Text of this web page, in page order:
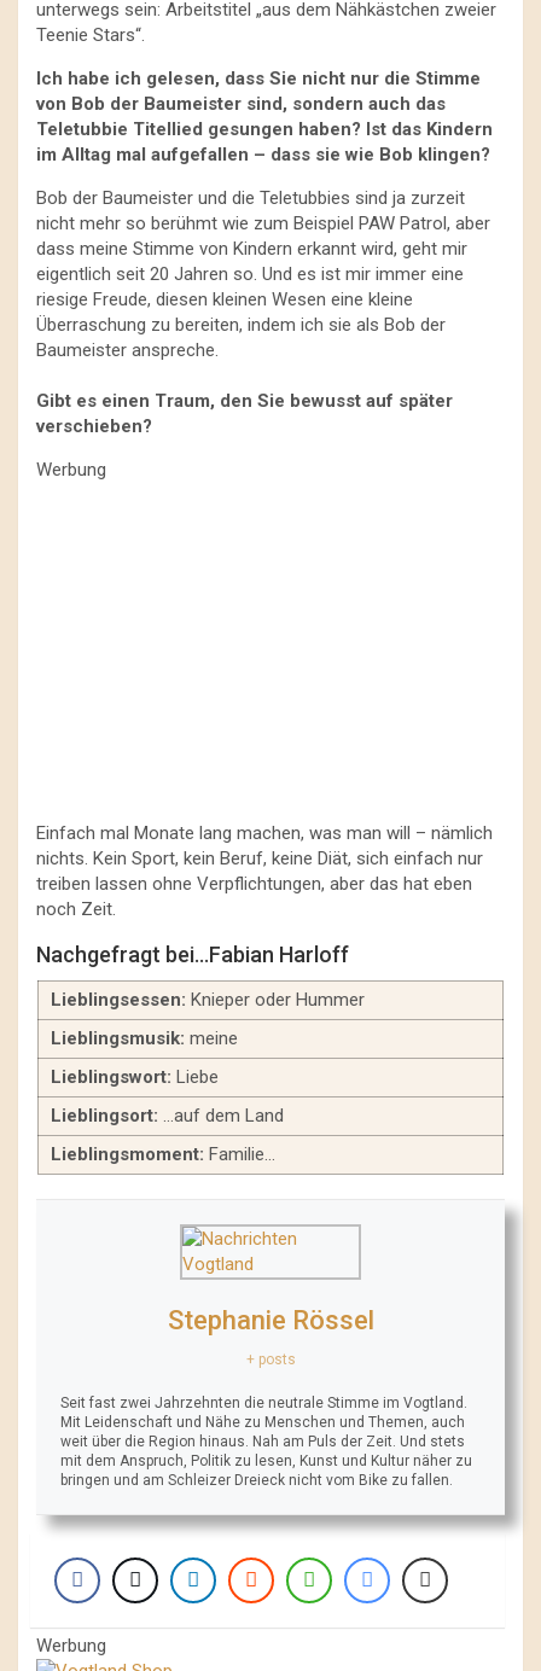
unterwegs sein: Arbeitstitel „aus dem Nähkästchen zweier
Teenie Stars“.
Ich habe ich gelesen, dass Sie nicht nur die Stimme
von Bob der Baumeister sind, sondern auch das
Teletubbie Titellied gesungen haben? Ist das Kindern
im Alltag mal aufgefallen – dass sie wie Bob klingen?
Bob der Baumeister und die Teletubbies sind ja zurzeit
nicht mehr so berühmt wie zum Beispiel PAW Patrol, aber
dass meine Stimme von Kindern erkannt wird, geht mir
eigentlich seit 20 Jahren so. Und es ist mir immer eine
riesige Freude, diesen kleinen Wesen eine kleine
Überraschung zu bereiten, indem ich sie als Bob der
Baumeister anspreche.
Gibt es einen Traum, den Sie bewusst auf später
verschieben?
Werbung
Einfach mal Monate lang machen, was man will – nämlich
nichts. Kein Sport, kein Beruf, keine Diät, sich einfach nur
treiben lassen ohne Verpflichtungen, aber das hat eben
noch Zeit.
Nachgefragt bei…Fabian Harloff
Lieblingsessen: Knieper oder Hummer
Lieblingsmusik: meine
Lieblingswort: Liebe
Lieblingsort: …auf dem Land
Lieblingsmoment: Familie…
Stephanie Rössel
+ posts
Seit fast zwei Jahrzehnten die neutrale Stimme im Vogtland.
Mit Leidenschaft und Nähe zu Menschen und Themen, auch
weit über die Region hinaus. Nah am Puls der Zeit. Und stets
mit dem Anspruch, Politik zu lesen, Kunst und Kultur näher zu
bringen und am Schleizer Dreieck nicht vom Bike zu fallen.
Werbung